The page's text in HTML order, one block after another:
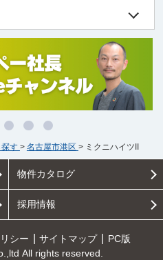
す > 名古屋市港区 > ミクニハイツII
物件カタログ
採用情報
シー サイトマップ
PC版
All rights reserved.